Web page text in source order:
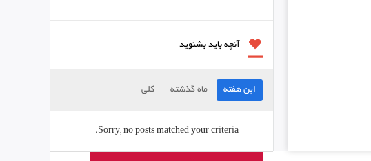
آنچه باید بشنوید
این هفته ماه گذشته کلی
Sorry, no posts matched your criteria.